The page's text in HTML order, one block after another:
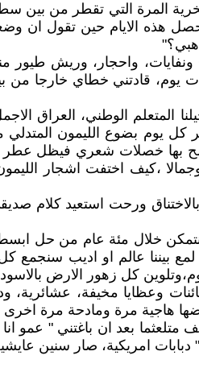
المرة التي تقطر من بين
هذه الايام حين تقول ان
ونفايات، واحجار، وريش
الوطني، العراق
كل يوم بضوع الليمون
بها خصلات شعري فيظل عطر
،كيف اختفت اشجار
ورحت استعيد كلام
خلال مئة عام من حل ابسط
عالم او اديب سنجمع كل
كل زهور الارض بالاسود،
وعظايا مخيفة،
مرة ومادحة مرة اخرى ،
بعد ان باغتني " عمو
امريكية، صار سنين